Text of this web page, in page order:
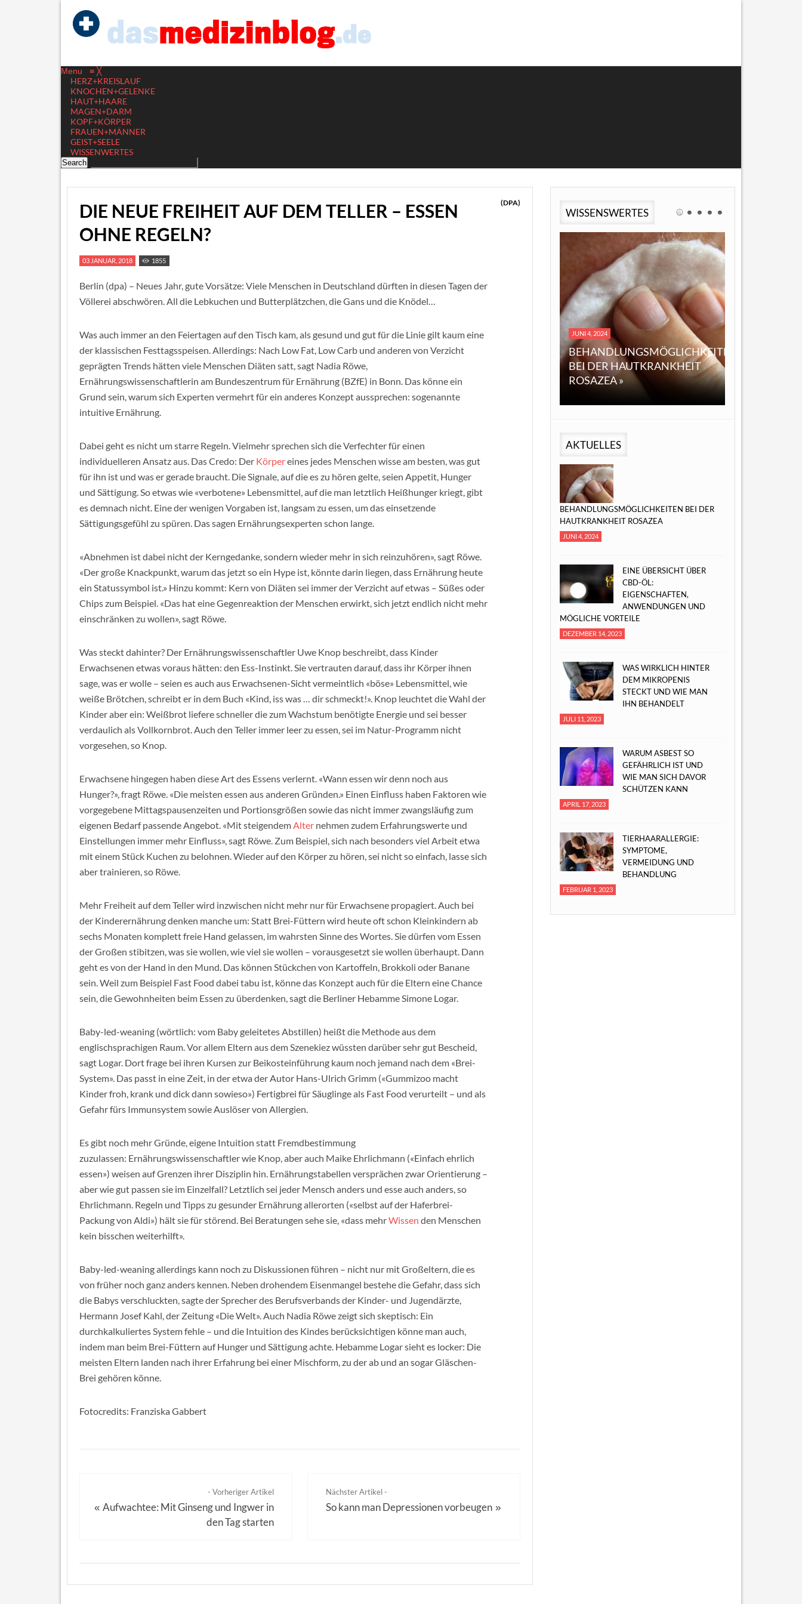
Menu ≡ ╳
HERZ+KREISLAUF
KNOCHEN+GELENKE
HAUT+HAARE
MAGEN+DARM
KOPF+KÖRPER
FRAUEN+MÄNNER
GEIST+SEELE
WISSENWERTES
DIE NEUE FREIHEIT AUF DEM TELLER – ESSEN
OHNE REGELN?
(DPA)
03 JANUAR, 2018 1855
Berlin (dpa) – Neues Jahr, gute Vorsätze: Viele Menschen in Deutschland dürften in diesen Tagen der
Völlerei abschwören. All die Lebkuchen und Butterplätzchen, die Gans und die Knödel…
Was auch immer an den Feiertagen auf den Tisch kam, als gesund und gut für die Linie gilt kaum eine
der klassischen Festtagsspeisen. Allerdings: Nach Low Fat, Low Carb und anderen von Verzicht
geprägten Trends hätten viele Menschen Diäten satt, sagt Nadia Röwe,
Ernährungswissenschaftlerin am Bundeszentrum für Ernährung (BZfE) in Bonn. Das könne ein
Grund sein, warum sich Experten vermehrt für ein anderes Konzept aussprechen: sogenannte
intuitive Ernährung.
Dabei geht es nicht um starre Regeln. Vielmehr sprechen sich die Verfechter für einen
individuelleren Ansatz aus. Das Credo: Der Körpereines jedes Menschen wisse am besten, was gut
für ihn ist und was er gerade braucht. Die Signale, auf die es zu hören gelte, seien Appetit, Hunger
und Sättigung. So etwas wie «verbotene» Lebensmittel, auf die man letztlich Heißhunger kriegt, gibt
es demnach nicht. Eine der wenigen Vorgaben ist, langsam zu essen, um das einsetzende
Sättigungsgefühl zu spüren. Das sagen Ernährungsexperten schon lange.
«Abnehmen ist dabei nicht der Kerngedanke, sondern wieder mehr in sich reinzuhören», sagt Röwe.
«Der große Knackpunkt, warum das jetzt so ein Hype ist, könnte darin liegen, dass Ernährung heute
ein Statussymbol ist.» Hinzu kommt: Kern von Diäten sei immer der Verzicht auf etwas – Süßes oder
Chips zum Beispiel. «Das hat eine Gegenreaktion der Menschen erwirkt, sich jetzt endlich nicht mehr
einschränken zu wollen», sagt Röwe.
Was steckt dahinter? Der Ernährungswissenschaftler Uwe Knop beschreibt, dass Kinder
Erwachsenen etwas voraus hätten: den Ess-Instinkt. Sie vertrauten darauf, dass ihr Körper ihnen
sage, was er wolle – seien es auch aus Erwachsenen-Sicht vermeintlich «böse» Lebensmittel, wie
weiße Brötchen, schreibt er in dem Buch «Kind, iss was … dir schmeckt!». Knop leuchtet die Wahl der
Kinder aber ein: Weißbrot liefere schneller die zum Wachstum benötigte Energie und sei besser
verdaulich als Vollkornbrot. Auch den Teller immer leer zu essen, sei im Natur-Programm nicht
vorgesehen, so Knop.
Erwachsene hingegen haben diese Art des Essens verlernt. «Wann essen wir denn noch aus
Hunger?», fragt Röwe. «Die meisten essen aus anderen Gründen.» Einen Einfluss haben Faktoren wie
vorgegebene Mittagspausenzeiten und Portionsgrößen sowie das nicht immer zwangsläufig zum
eigenen Bedarf passende Angebot. «Mit steigendemAlter nehmen zudem Erfahrungswerte und
Einstellungen immer mehr Einfluss», sagt Röwe. Zum Beispiel, sich nach besonders viel Arbeit etwa
mit einem Stück Kuchen zu belohnen. Wieder auf den Körper zu hören, sei nicht so einfach, lasse sich
aber trainieren, so Röwe.
Mehr Freiheit auf dem Teller wird inzwischen nicht mehr nur für Erwachsene propagiert. Auch bei
der Kinderernährung denken manche um: Statt Brei-Füttern wird heute oft schon Kleinkindern ab
sechs Monaten komplett freie Hand gelassen, im wahrsten Sinne des Wortes. Sie dürfen vom Essen
der Großen stibitzen, was sie wollen, wie viel sie wollen – vorausgesetzt sie wollen überhaupt. Dann
geht es von der Hand in den Mund. Das können Stückchen von Kartoffeln, Brokkoli oder Banane
sein. Weil zum Beispiel Fast Food dabei tabu ist, könne das Konzept auch für die Eltern eine Chance
sein, die Gewohnheiten beim Essen zu überdenken, sagt die Berliner Hebamme Simone Logar.
Baby-led-weaning (wörtlich: vom Baby geleitetes Abstillen) heißt die Methode aus dem
englischsprachigen Raum. Vor allem Eltern aus dem Szenekiez wüssten darüber sehr gut Bescheid,
sagt Logar. Dort frage bei ihren Kursen zur Beikosteinführung kaum noch jemand nach dem «Brei-
System». Das passt in eine Zeit, in der etwa der Autor Hans-Ulrich Grimm («Gummizoo macht
Kinder froh, krank und dick dann sowieso») Fertigbrei für Säuglinge als Fast Food verurteilt – und als
Gefahr fürs Immunsystem sowie Auslöser von Allergien.
Es gibt noch mehr Gründe, eigene Intuition statt Fremdbestimmung
zuzulassen: Ernährungswissenschaftler wie Knop, aber auch Maike Ehrlichmann («Einfach ehrlich
essen») weisen auf Grenzen ihrer Disziplin hin. Ernährungstabellen versprächen zwar Orientierung –
aber wie gut passen sie im Einzelfall? Letztlich sei jeder Mensch anders und esse auch anders, so
Ehrlichmann. Regeln und Tipps zu gesunder Ernährung allerorten («selbst auf der Haferbrei-
Packung von Aldi») hält sie für störend. Bei Beratungen sehe sie, «dass mehrWissen den Menschen
kein bisschen weiterhilft».
Baby-led-weaning allerdings kann noch zu Diskussionen führen – nicht nur mit Großeltern, die es
von früher noch ganz anders kennen. Neben drohendem Eisenmangel bestehe die Gefahr, dass sich
die Babys verschluckten, sagte der Sprecher des Berufsverbands der Kinder- und Jugendärzte,
Hermann Josef Kahl, der Zeitung «Die Welt». Auch Nadia Röwe zeigt sich skeptisch: Ein
durchkalkuliertes System fehle – und die Intuition des Kindes berücksichtigen könne man auch,
indem man beim Brei-Füttern auf Hunger und Sättigung achte. Hebamme Logar sieht es locker: Die
meisten Eltern landen nach ihrer Erfahrung bei einer Mischform, zu der ab und an sogar Gläschen-
Brei gehören könne.
Fotocredits: Franziska Gabbert
- Vorheriger Artikel
« Aufwachtee: Mit Ginseng und Ingwer in
den Tag starten
Nächster Artikel -
So kann man Depressionen vorbeugen »
WISSENSWERTES
BEHANDLUNGSMÖGLICHKEITEN
BEI DER HAUTKRANKHEIT
ROSAZEA »
DEZEMBER 14, 2023
EINE ÜBERSICHT
ÖL: EIGENSCHAFTEN,
ANWENDUNGEN UND
MÖGLICHE VORTEILE »
AKTUELLES
BEHANDLUNGSMÖGLICHKEITEN BEI DER
HAUTKRANKHEIT ROSAZEA
JUNI 4, 2024
EINE ÜBERSICHT ÜBER
CBD-ÖL:
EIGENSCHAFTEN,
ANWENDUNGEN UND
MÖGLICHE VORTEILE
DEZEMBER 14, 2023
WAS WIRKLICH HINTER
DEM MIKROPENIS
STECKT UND WIE MAN
IHN BEHANDELT
JULI 11, 2023
WARUM ASBEST SO
GEFÄHRLICH IST UND
WIE MAN SICH DAVOR
SCHÜTZEN KANN
APRIL 17, 2023
TIERHAARALLERGIE:
SYMPTOME,
VERMEIDUNG UND
BEHANDLUNG
FEBRUAR 1, 2023